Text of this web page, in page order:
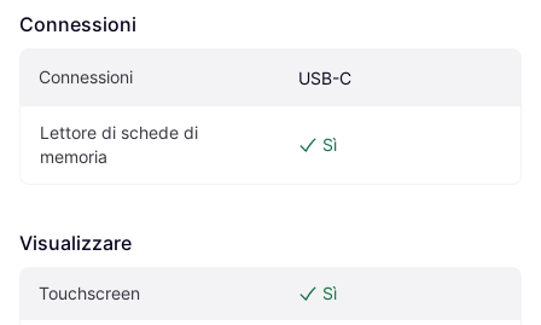
Connessioni
Connessioni USB-C
Lettore di schede di
memoria
Sì
Visualizzare
Touchscreen Sì